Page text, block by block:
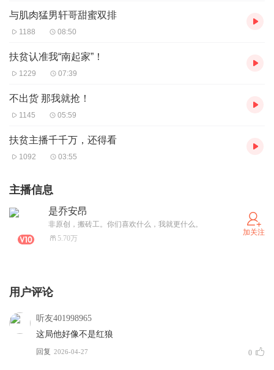
与肌肉猛男轩哥甜蜜双排
1188 08:50
扶贫认准我“南起家”！
1229 07:39
不出货 那我就抢！
1145 05:59
扶贫主播千千万，还得看
1092 03:55
主播信息
是乔安昂
非原创，搬砖工。你们喜欢什么，我就更什么。
5.70万
加关注
用户评论
听友401998965
这局他好像不是红狼
回复 2026-04-27 0